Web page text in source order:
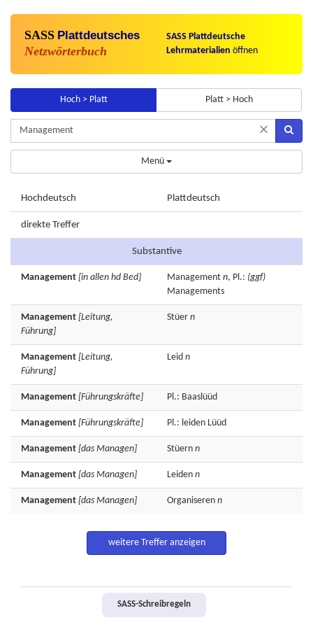
SASS Plattdeutsches
Netzwörterbuch
SASS Plattdeutsche
Lehrmaterialien öffnen
Hoch > Platt Platt > Hoch
×
Menü
Hochdeutsch Plattdeutsch
direkte Treffer
Substantive
Management [in allen hd Bed] Management n, Pl.: (ggf)
Managements
Management [Leitung,
Führung]
Stüer n
Management [Leitung,
Führung]
Leid n
Management [Führungskräfte] Pl.: Baaslüüd
Management [Führungskräfte] Pl.: leiden Lüüd
Management [das Managen] Stüern n
Management [das Managen] Leiden n
Management [das Managen] Organiseren n
weitere Treffer anzeigen
SASS-Schreibregeln